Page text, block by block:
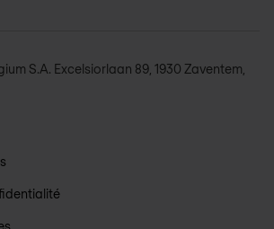
S.A. Excelsiorlaan 89, 1930 Zaventem,